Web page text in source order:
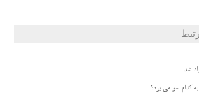
شد
کدام سو می برد؟